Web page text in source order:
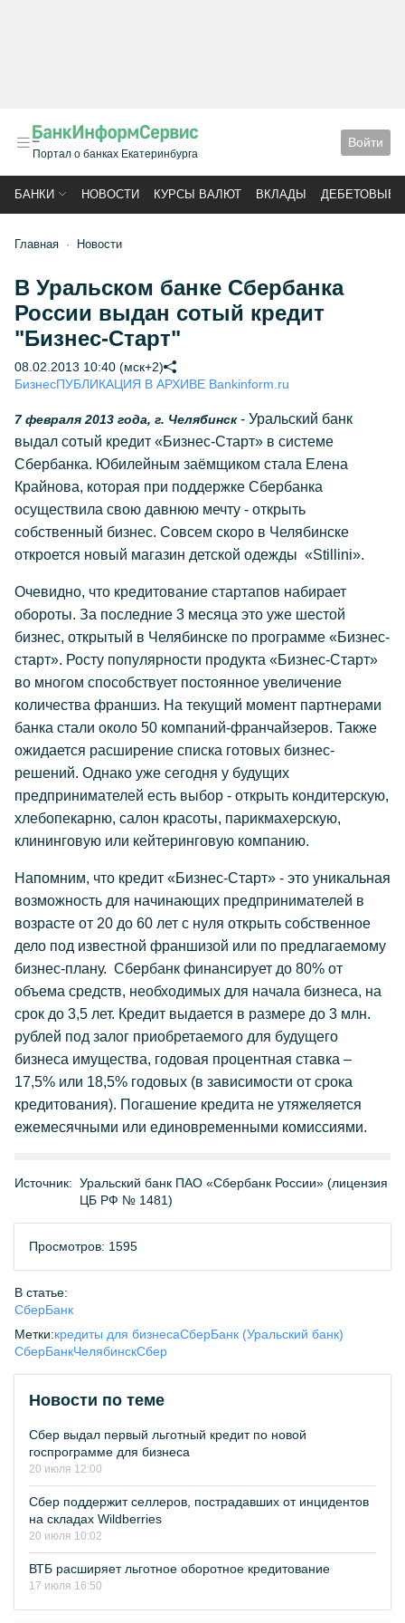
Портал о банках Екатеринбурга
Войти
БАНКИ НОВОСТИ КУРСЫ ВАЛЮТ ВКЛАДЫ ДЕБЕТОВЫЕ
Главная Новости
В Уральском банке Сбербанка
России выдан сотый кредит
"Бизнес-Старт"
08.02.2013 10:40 (мск+2)
БизнесПУБЛИКАЦИЯ В АРХИВЕ Bankinform.ru
7 февраля 2013 года, г. Челябинск- Уральский банк
выдал сотый кредит «Бизнес-Старт» в системе
Сбербанка. Юбилейным заёмщиком стала Елена
Крайнова, которая при поддержке Сбербанка
осуществила свою давнюю мечту - открыть
собственный бизнес. Совсем скоро в Челябинске
откроется новый магазин детской одежды «Stillini».
Очевидно, что кредитование стартапов набирает
обороты. За последние 3 месяца это уже шестой
бизнес, открытый в Челябинске по программе «Бизнес-
старт». Росту популярности продукта «Бизнес-Старт»
во многом способствует постоянное увеличение
количества франшиз. На текущий момент партнерами
банка стали около 50 компаний-франчайзеров. Также
ожидается расширение списка готовых бизнес-
решений. Однако уже сегодня у будущих
предпринимателей есть выбор - открыть кондитерскую,
хлебопекарню, салон красоты, парикмахерскую,
клининговую или кейтеринговую компанию.
Напомним, что кредит «Бизнес-Старт» - это уникальная
возможность для начинающих предпринимателей в
возрасте от 20 до 60 лет с нуля открыть собственное
дело под известной франшизой или по предлагаемому
бизнес-плану. Сбербанк финансирует до 80% от
объема средств, необходимых для начала бизнеса, на
срок до 3,5 лет. Кредит выдается в размере до 3 млн.
рублей под залог приобретаемого для будущего
бизнеса имущества, годовая процентная ставка –
17,5% или 18,5% годовых (в зависимости от срока
кредитования). Погашение кредита не утяжеляется
ежемесячными или единовременными комиссиями.
Источник: Уральский банк ПАО «Сбербанк России» (лицензия
ЦБ РФ № 1481)
Просмотров: 1595
В статье:
СберБанк
Метки:кредиты для бизнесаСберБанк (Уральский банк)
СберБанкЧелябинскСбер
Новости по теме
Сбер выдал первый льготный кредит по новой
госпрограмме для бизнеса
20 июля 12:00
Сбер поддержит селлеров, пострадавших от инцидентов
на складах Wildberries
20 июля 10:02
ВТБ расширяет льготное оборотное кредитование
17 июля 16:50